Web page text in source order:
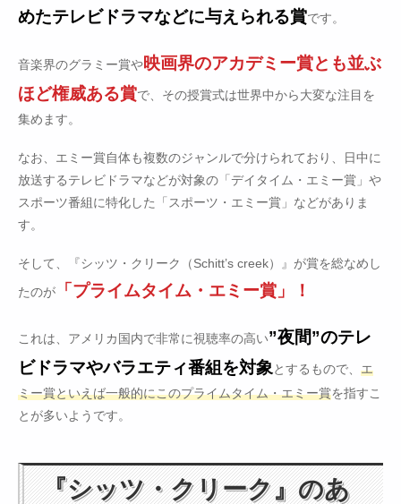
めたテレビドラマなどに与えられる賞です。
音楽界のグラミー賞や映画界のアカデミー賞とも並ぶ
ほど権威ある賞で、その授賞式は世界中から大変な注目を
集めます。
なお、エミー賞自体も複数のジャンルで分けられており、日中に
放送するテレビドラマなどが対象の「デイタイム・エミー賞」や
スポーツ番組に特化した「スポーツ・エミー賞」などがありま
す。
そして、『シッツ・クリーク（Schitt’s creek）』が賞を総なめし
たのが
「プライムタイム・エミー賞」！
これは、アメリカ国内で非常に視聴率の高い”夜間”のテレ
ビドラマやバラエティ番組を対象とするもので、 エ
ミー賞といえば一般的にこのプライムタイム・エミー賞を指すこ
とが多いようです。
『シッツ・クリーク』のあ